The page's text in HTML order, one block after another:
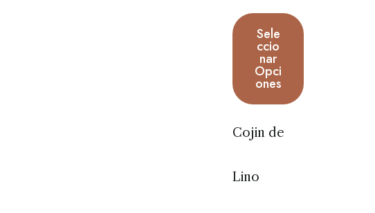
Sele
Ccio
Nar
Opci
Ones
Cojin de
Lino